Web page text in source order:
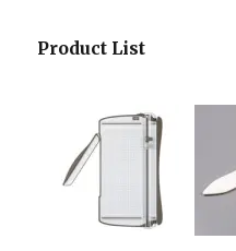
Product List